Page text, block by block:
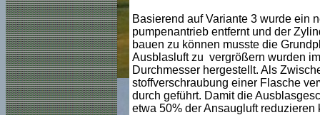
Basierend auf Variante 3 wurde ein
pumpenantrieb entfernt und der
bauen zu können musste die
Ausblasluft zu vergrößern wurden
Durchmesser hergestellt. Als
stoffverschraubung einer Flasche
durch geführt. Damit die
etwa 50% der Ansaugluft